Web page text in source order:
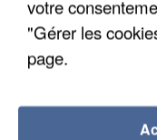
votre
"Gérer les
page.